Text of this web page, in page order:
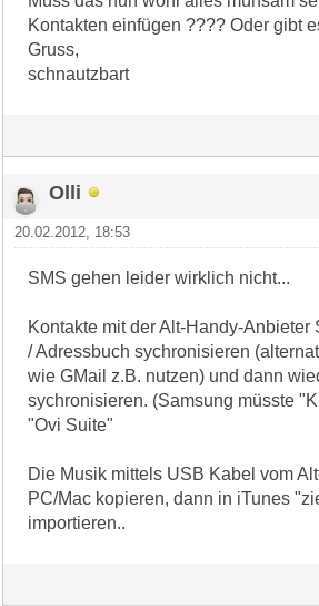
Kontakten einfügen ???? Oder gibt
Gruss,
schnautzbart
Olli
20.02.2012, 18:53
SMS gehen leider wirklich nicht...
Kontakte mit der Alt-Handy-Anbieter
/ Adressbuch sychronisieren
wie GMail z.B. nutzen) und dann
sychronisieren. (Samsung müsste
"Ovi Suite"
Die Musik mittels USB Kabel vom
PC/Mac kopieren, dann in iTunes
importieren..